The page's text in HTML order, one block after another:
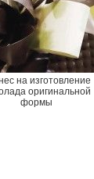
на изготовление
оригинальной
формы